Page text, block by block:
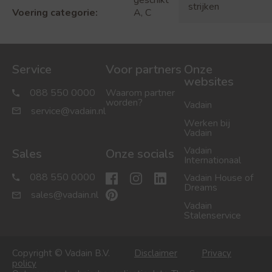
Voering categorie:
A, C
strijken
Service
088 550 0000
service@vadain.nl
Sales
088 550 0000
sales@vadain.nl
Voor partners
Waarom partner
worden?
Onze socials
Onze
websites
Vadain
Werken bij
Vadain
Vadain
Internationaal
Vadain House of
Dreams
Vadain
Stalenservice
Copyright © Vadain B.V. Disclaimer
Privacy
policy